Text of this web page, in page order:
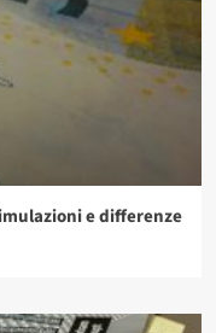
e differenze